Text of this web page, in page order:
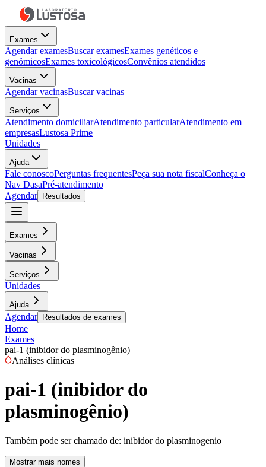
Exames
Agendar examesBuscar examesExames genéticos e
genômicosExames toxicológicosConvênios atendidos
Vacinas
Agendar vacinasBuscar vacinas
Serviços
Atendimento domiciliarAtendimento particularAtendimento em
empresasLustosa Prime
Unidades
Ajuda
Fale conoscoPerguntas frequentesPeça sua nota fiscalConheça o
Nav DasaPré-atendimento
Agendar
Resultados
Exames
Vacinas
Serviços
Unidades
Ajuda
Agendar Resultados de exames
Home
Exames
pai-1 (inibidor do plasminogênio)
Análises clínicas
pai-1 (inibidor do
plasminogênio)
Também pode ser chamado de: inibidor do plasminogenio
Mostrar mais nomes